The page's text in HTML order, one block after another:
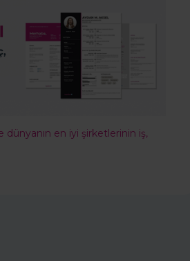
dünyanın en iyi şirketlerinin iş,